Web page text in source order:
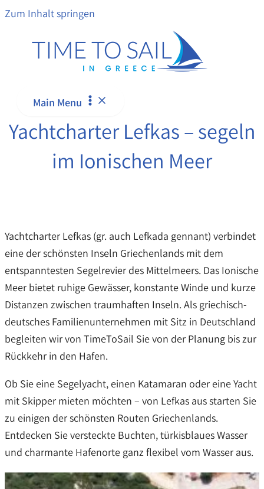
Zum Inhalt springen
Main Menu
Yachtcharter Lefkas – segeln
im Ionischen Meer
Yachtcharter Lefkas (gr. auch Lefkada gennant) verbindet
eine der schönsten Inseln Griechenlands mit dem
entspanntesten Segelrevier des Mittelmeers. Das Ionische
Meer bietet ruhige Gewässer, konstante Winde und kurze
Distanzen zwischen traumhaften Inseln. Als griechisch-
deutsches Familienunternehmen mit Sitz in Deutschland
begleiten wir von TimeToSail Sie von der Planung bis zur
Rückkehr in den Hafen.
Ob Sie eine Segelyacht, einen Katamaran oder eine Yacht
mit Skipper mieten möchten – von Lefkas aus starten Sie
zu einigen der schönsten Routen Griechenlands.
Entdecken Sie versteckte Buchten, türkisblaues Wasser
und charmante Hafenorte ganz flexibel vom Wasser aus.